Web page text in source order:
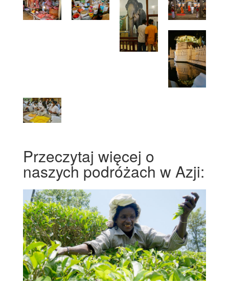
Przeczytaj więcej o
naszych podróżach w Azji: